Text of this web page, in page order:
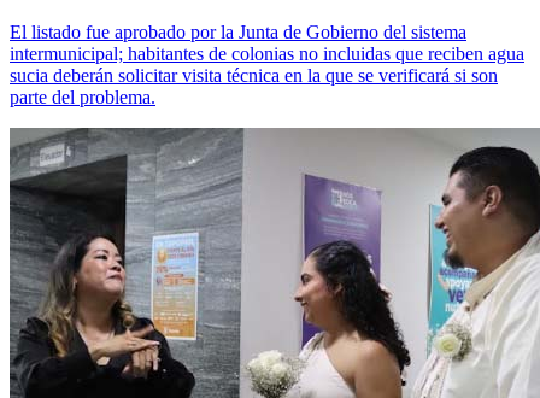
El listado fue aprobado por la Junta de Gobierno del sistema
intermunicipal; habitantes de colonias no incluidas que reciben agua
sucia deberán solicitar visita técnica en la que se verificará si son
parte del problema.